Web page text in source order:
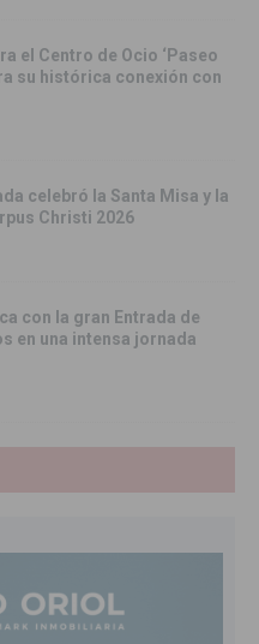
el Centro de Ocio ‘Paseo
su histórica conexión con
celebró la Santa Misa y la
Christi 2026
con la gran Entrada de
en una intensa jornada